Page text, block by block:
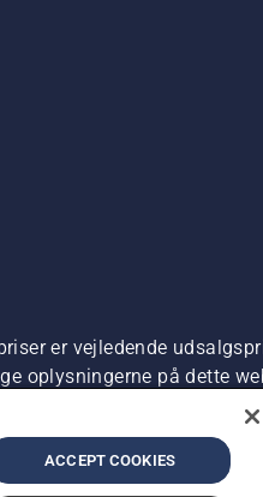
er vejledende
oplysningerne på dette
oplysninger Imprint
ACCEPT COOKIES